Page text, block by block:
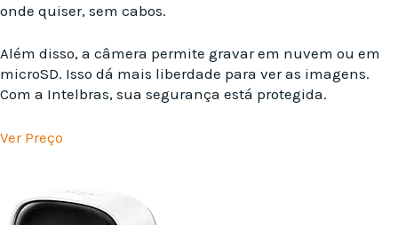
onde quiser, sem cabos.
Além disso, a câmera permite gravar em nuvem ou em
microSD. Isso dá mais liberdade para ver as imagens.
Com a Intelbras, sua segurança está protegida.
Ver Preço